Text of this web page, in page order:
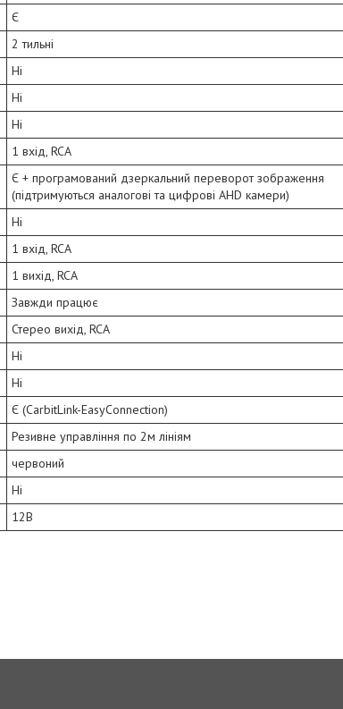
Є
2 тильні
Ні
Ні
Ні
1 вхід, RCA
Є + програмований дзеркальний переворот зображення
(підтримуються аналогові та цифрові AHD камери)
Ні
1 вхід, RCA
1 вихід, RCA
Завжди працює
Стерео вихід, RCA
Ні
Ні
Є (CarbitLink-EasyConnection)
Резивне управління по 2м лініям
червоний
Ні
12В